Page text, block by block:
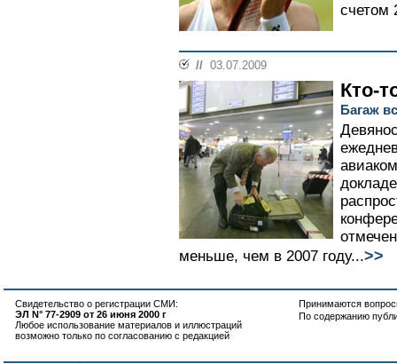
счетом
// 03.07.2009
Кто-
Багаж
меньше, чем в 2007 году...>>
Свидетельство о регистрации СМИ:
ЭЛ N° 77-2909 от 26 июня 2000 г
Любое использование материалов и иллюстраций
возможно только по согласованию с редакцией
Принимаются
По содержанию